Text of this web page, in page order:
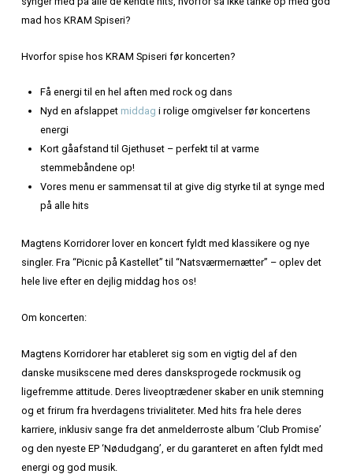
Korridorer live i Gjethuset
Koncertinfo:
Band: Magtens Korridorer
Dato:
Tid:kl. 20.00
Sted:Gjethuset
chancen for at opleve et af Danmarks bedste livebands!
synger med på alle de kendte hits, hvorfor så ikke tanke
Få energi til en hel aften med rock og dans
Nyd en afslappetmiddag i rolige omgivelser før
energi
Kort gåafstand til Gjethuset – perfekt til at varme